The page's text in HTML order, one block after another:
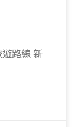
路線 新